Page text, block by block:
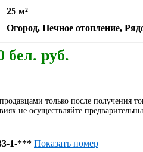
25 м²
Огород, Печное отопление,
бел. руб.
только после получения
не осуществляйте
1-*** Показать номер